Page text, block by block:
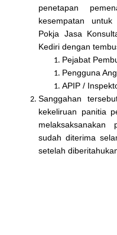
penetapan
kesempatan
Pokja Jasa
Kediri dengan
Pejabat
Pengguna
APIP /
Sanggahan
kekeliruan panitia
sudah diterima
setelah